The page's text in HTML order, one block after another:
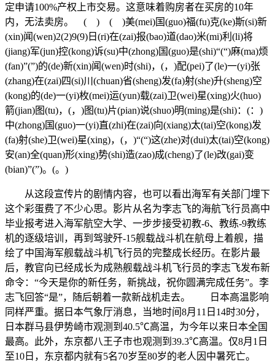
定申请100%产权上市交易。这意味着购房者在买房的10年
内，无法卖房。 ( ) ( )美(mei)国(guo)福(fu)克(ke)斯(si)新
(xin)闻(wen)2(2)9(9)日(ri)在(zai)报(bao)道(dao)米(mi)利(li)将
(jiang)军(jun)控(kong)诉(su)中(zhong)国(guo)是(shi)“(“)麻(ma)烦
(fan)”(”)的(de)新(xin)闻(wen)时(shi)，(，)配(pei)了(le)一(yi)张
(zhang)在(zai)四(si)川(chuan)省(sheng)发(fa)射(she)升(sheng)空
(kong)的(de)一(yi)枚(mei)运(yun)载(zai)卫(wei)星(xing)火(huo)
箭(jian)图(tu)，(，)图(tu)片(pian)说(shuo)明(ming)是(shi)：(：)
中(zhong)国(guo)一(yi)直(zhi)在(zai)向(xiang)太(tai)空(kong)发
(fa)射(she)卫(wei)星(xing)，(，)“(“)这(zhe)对(dui)太(tai)空(kong)
安(an)全(quan)形(xing)势(shi)造(zao)成(cheng)了(le)改(gai)变
(bian)”(”)。(。)
从这段宣传片的剧情内容，也可以看出海军有关部门埋下
这个彩蛋费了不少心思。影片从名为李志飞的海航飞行员高中
毕业报考进入海军航空大学、一步步接受初教-6、教练-9教练
机的逐级培训，再到驾驶歼-15舰载战斗机在航母上着舰，描
绘了中国海军舰载战斗机飞行员的完整成长经历。在影片最
后，教官向已经成长为成熟舰载战斗机飞行员的李志飞发布新
命令：“今天是你的新任务，新挑战，祝你圆满完成任务”。李
志飞回答“是”，随后朝着一款新战机走去。 日本高温影响
同样严重。据日本气象厅消息，当地时间8月11日14时30分，
日本群马县伊势崎市观测到40.5℃高温，为今年以来日本全国
最高。此外，东京都八王子市也观测到39.3℃高温。仅8月1日
至10日，东京都内就有5名70岁至80岁的老人因中暑死亡。